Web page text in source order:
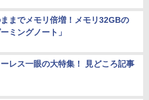
までメモリ倍増！メモリ32GBの
ミングノート」
レス一眼の大特集！ 見どころ記事